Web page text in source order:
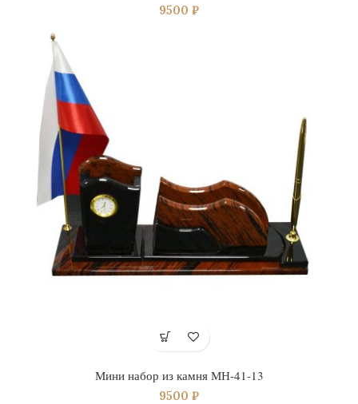
9500 ₽
Мини набор из камня МН-41-13
9500 ₽